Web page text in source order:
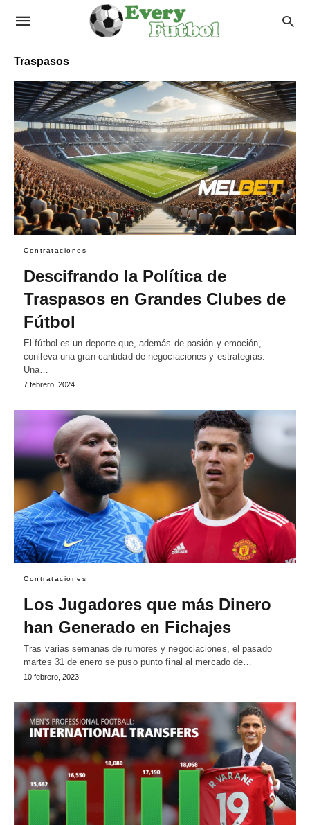
Traspasos
Contrataciones
Descifrando la Política de
Traspasos en Grandes Clubes de
Fútbol
El fútbol es un deporte que, además de pasión y emoción,
conlleva una gran cantidad de negociaciones y estrategias.
Una…
7 febrero, 2024
Contrataciones
Los Jugadores que más Dinero
han Generado en Fichajes
Tras varias semanas de rumores y negociaciones, el pasado
martes 31 de enero se puso punto final al mercado de…
10 febrero, 2023